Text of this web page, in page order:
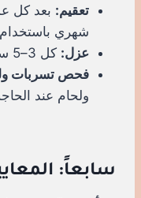
تعقيم: بعد كل
شهري
عزل: كل 3–5 سنوات حسب تآكل الطبقة العازلة.
فحص تسربات
ولحام عند
سابعاً: